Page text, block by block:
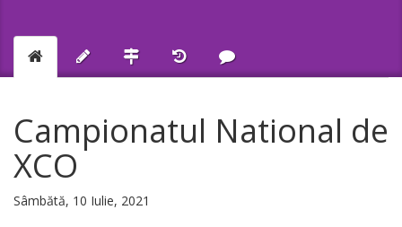
Campionatul National de
XCO
Sâmbătă, 10 Iulie, 2021